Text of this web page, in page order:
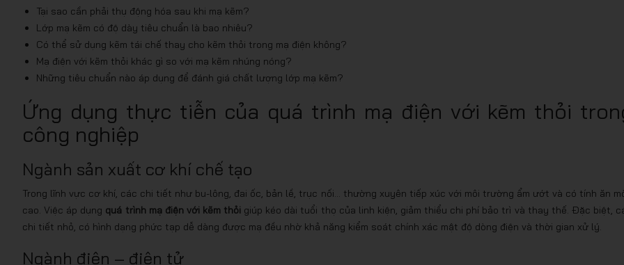
Tại sao cần phải thụ động hóa sau khi mạ kẽm?
Lớp mạ kẽm có độ dày tiêu chuẩn là bao nhiêu?
Có thể sử dụng kẽm tái chế thay cho kẽm thỏi trong mạ điện không?
Mạ điện với kẽm thỏi khác gì so với mạ kẽm nhúng nóng?
Những tiêu chuẩn nào áp dụng để đánh giá chất lượng lớp mạ kẽm?
Ứng dụng thực tiễn của quá trình mạ điện với kẽm thỏi
công nghiệp
Ngành sản xuất cơ khí chế tạo
Trong lĩnh vực cơ khí, các chi tiết như bu-lông, đai ốc, bản lề, trục nối… thường xuyên tiếp xúc với môi trường ẩm ướt và có tính ăn
cao. Việc áp dụng quá trình mạ điện với kẽm thỏi giúp kéo dài tuổi thọ của linh kiện, giảm thiểu chi phí bảo trì và thay thế. Đặc biệt,
chi tiết nhỏ, có hình dạng phức tạp dễ dàng được mạ đều nhờ khả năng kiểm soát chính xác mật độ dòng điện và thời gian xử lý.
Ngành điện – điện tử